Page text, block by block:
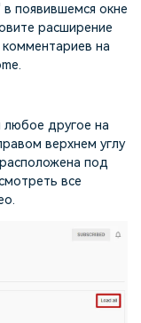
появившемся окне
расширение
комментариев на
другое на
верхнем углу
под
все